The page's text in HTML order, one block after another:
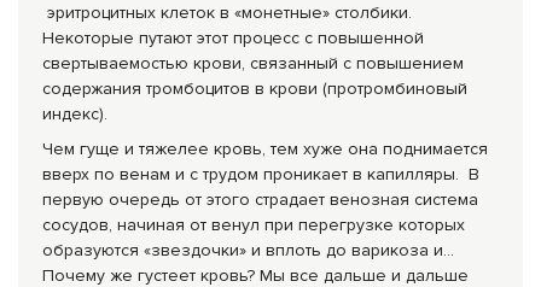
эритроцитных клеток в «монетные» столбики.
Некоторые путают этот процесс с повышенной
свертываемостью крови, связанный с повышением
содержания тромбоцитов в крови (протромбиновый
индекс).
Чем гуще и тяжелее кровь, тем хуже она поднимается
вверх по венам и с трудом проникает в ка­пилляры. В
первую очередь от этого страдает венозная система
сосудов, начиная от венул при перегрузке которых
образуются «звездочки» и вплоть до варикоза и…
Почему же густеет кровь? Мы все дальше и дальше